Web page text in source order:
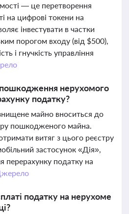
— це перетворення
на цифрові токени на
інвестувати в частки
порогом входу (від $500),
і гнучкість управління
нерухомого
податку?
майно вноситься до
пошкодженого майна.
витяг з цього реєстру
застосунок «Дія»,
перерахунку податку на
податку на нерухоме